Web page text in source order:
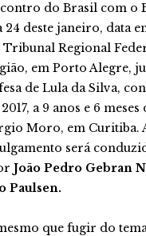
do Brasil com o
24 deste janeiro, data
Tribunal Regional
em Porto Alegre,
de Lula da Silva,
a 9 anos e 6
Moro, em Curitiba.
será
João Pedro Gebran
Paulsen.
que fugir do